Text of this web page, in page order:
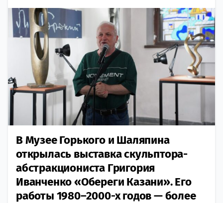
В Музее Горького и Шаляпина
открылась выставка скульптора-
абстракциониста Григория
Иванченко «Обереги Казани». Его
работы 1980–2000-х годов — более